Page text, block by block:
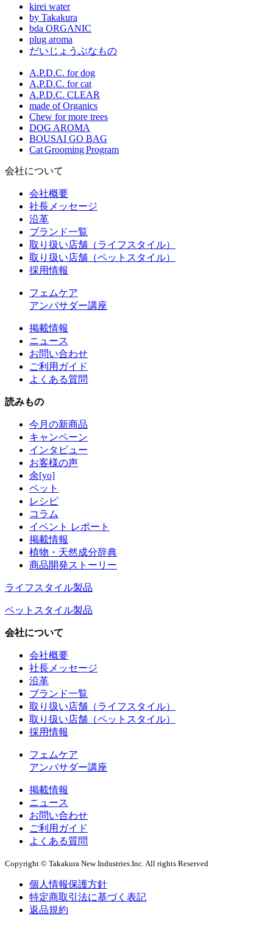
kirei water
by Takakura
bda ORGANIC
plug aroma
だいじょうぶなもの
A.P.D.C. for dog
A.P.D.C. for cat
A.P.D.C. CLEAR
made of Organics
Chew for more trees
DOG AROMA
BOUSAI GO BAG
Cat Grooming Program
会社について
会社概要
社長メッセージ
沿革
ブランド一覧
取り扱い店舗（ライフスタイル）
取り扱い店舗（ペットスタイル）
採用情報
フェムケア
アンバサダー講座
掲載情報
ニュース
お問い合わせ
ご利用ガイド
よくある質問
読みもの
今月の新商品
キャンペーン
インタビュー
お客様の声
余[yo]
ペット
レシピ
コラム
イベント レポート
掲載情報
植物・天然成分辞典
商品開発ストーリー
ライフスタイル製品
ペットスタイル製品
会社について
会社概要
社長メッセージ
沿革
ブランド一覧
取り扱い店舗（ライフスタイル）
取り扱い店舗（ペットスタイル）
採用情報
フェムケア
アンバサダー講座
掲載情報
ニュース
お問い合わせ
ご利用ガイド
よくある質問
Copyright © Takakura New Industries.Inc. All rights Reserved
個人情報保護方針
特定商取引法に基づく表記
返品規約